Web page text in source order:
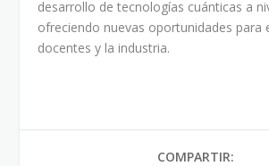
desarrollo de tecnologías cuánticas a
ofreciendo nuevas oportunidades para
docentes y la industria.
COMPARTIR: